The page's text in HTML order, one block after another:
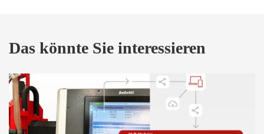
Das könnte Sie interessieren